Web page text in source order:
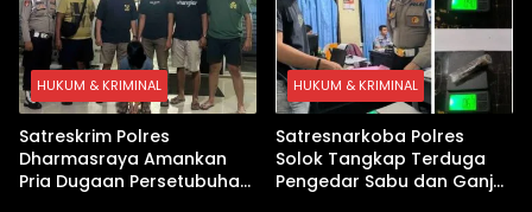
HUKUM & KRIMINAL
Satreskrim Polres
Dharmasraya Amankan
Pria Dugaan Persetubuhan
HUKUM & KRIMINAL
Satresnarkoba Polres
Solok Tangkap Terduga
Pengedar Sabu dan Ganja